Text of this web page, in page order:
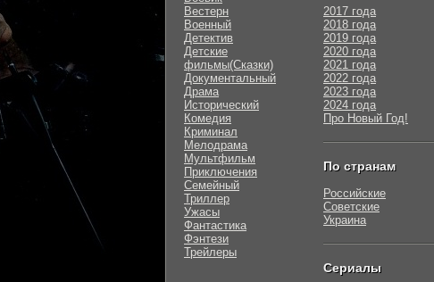
Вестерн
Военный
Детектив
Детские
фильмы(Сказки)
Документальный
Драма
Исторический
Комедия
Криминал
Мелодрама
Мультфильм
Приключения
Семейный
Триллер
Ужасы
Фантастика
Фэнтези
Трейлеры
2017 года
2018 года
2019 года
2020 года
2021 года
2022 года
2023 года
2024 года
Про Новый Год!
По странам
Российские
Советские
Украина
Сериалы